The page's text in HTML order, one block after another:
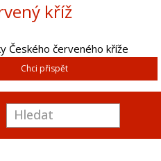
kříž
Českého červeného kříže
Chci přispět